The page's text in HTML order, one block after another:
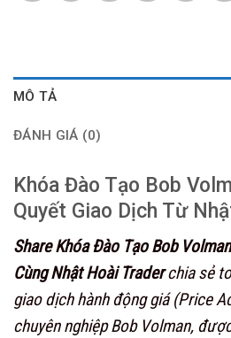
MÔ TẢ
ĐÁNH GIÁ (0)
Khóa Đào Tạo Bob
Quyết Giao Dịch Từ
Share Khóa Đào Tạo Bob
Cùng Nhật Hoài Traderchia sẻ
giao dịch hành động giá (Price
chuyên nghiệp Bob Volman,